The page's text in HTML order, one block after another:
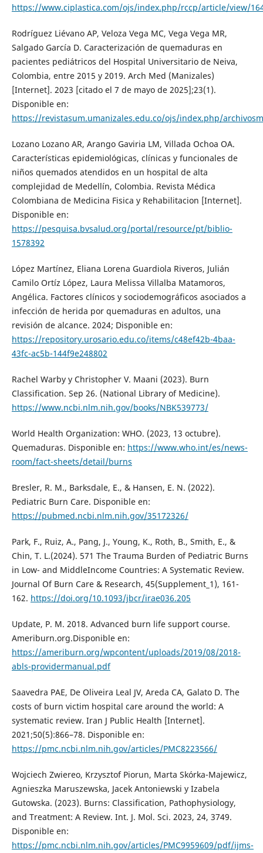
https://www.ciplastica.com/ojs/index.php/rccp/article/view/
Rodríguez Liévano AP, Veloza Vega MC, Vega Vega MR,
Salgado García D. Caracterización de quemaduras en
pacientes pediátricos del Hospital Universitario de Neiva,
Colombia, entre 2015 y 2019. Arch Med (Manizales)
[Internet]. 2023 [citado el 7 de mayo de 2025];23(1).
Disponible en:
https://revistasum.umanizales.edu.co/ojs/index.php/
Lozano Lozano AR, Arango Gaviria LM, Villada Ochoa OA.
Características epidemiológicas, clínicas y funcionales de
niños quemados atendidos en un hospital de alta
complejidad de Medellín, Colombia. Revista Médica
Colombiana de Medicina Fisica y Rehabilitacion [Internet].
Disponible en:
https://pesquisa.bvsalud.org/portal/resource/pt/biblio-
1578392
López Martínez, Eliana Lorena Guardiola Riveros, Julián
Camilo Ortíz López, Laura Melissa Villalba Matamoros,
Angélica. Factores clínicos y sociodemográficos asociados a
infección de herida por quemaduras en adultos, una
revisión de alcance. 2024; Disponible en:
https://repository.urosario.edu.co/items/c48ef42b-4baa-
43fc-ac5b-144f9e248802
Rachel Warby y Christopher V. Maani (2023). Burn
Classification. Sep 26. (National Library of Medicine).
https://www.ncbi.nlm.nih.gov/books/NBK539773/
World Health Organization: WHO. (2023, 13 octubre).
Quemaduras. Disponible en: https://www.who.int/es/news-
room/fact-sheets/detail/burns
Bresler, R. M., Barksdale, E., & Hansen, E. N. (2022).
Pediatric Burn Care. Disponible en:
https://pubmed.ncbi.nlm.nih.gov/35172326/
Park, F., Ruiz, A., Pang, J., Young, K., Roth, B., Smith, E., &
Chin, T. L.(2024). 571 The Trauma Burden of Pediatric Burns
in Low- and MiddleIncome Countries: A Systematic Review.
Journal Of Burn Care & Research, 45(Supplement_1), 161-
162. https://doi.org/10.1093/jbcr/irae036.205
Update, P. M. 2018. Advanced burn life support course.
Ameriburn.org.Disponible en:
https://ameriburn.org/wpcontent/uploads/2019/08/2018-
abls-providermanual.pdf
Saavedra PAE, De Oliveira Leal JV, Areda CA, Galato D. The
costs of burn victim hospital care around the world: A
systematic review. Iran J Public Health [Internet].
2021;50(5):866–78. Disponible en:
https://pmc.ncbi.nlm.nih.gov/articles/PMC8223566/
Wojciech Zwiereo, Krzysztof Piorun, Marta Skórka-Majewicz,
Agnieszka Maruszewska, Jacek Antoniewski y Izabela
Gutowska. (2023). Burns: Classification, Pathophysiology,
and Treatment: A Review. Int. J. Mol. Sci. 2023, 24, 3749.
Disponible en:
https://pmc.ncbi.nlm.nih.gov/articles/PMC9959609/pdf/ijms-